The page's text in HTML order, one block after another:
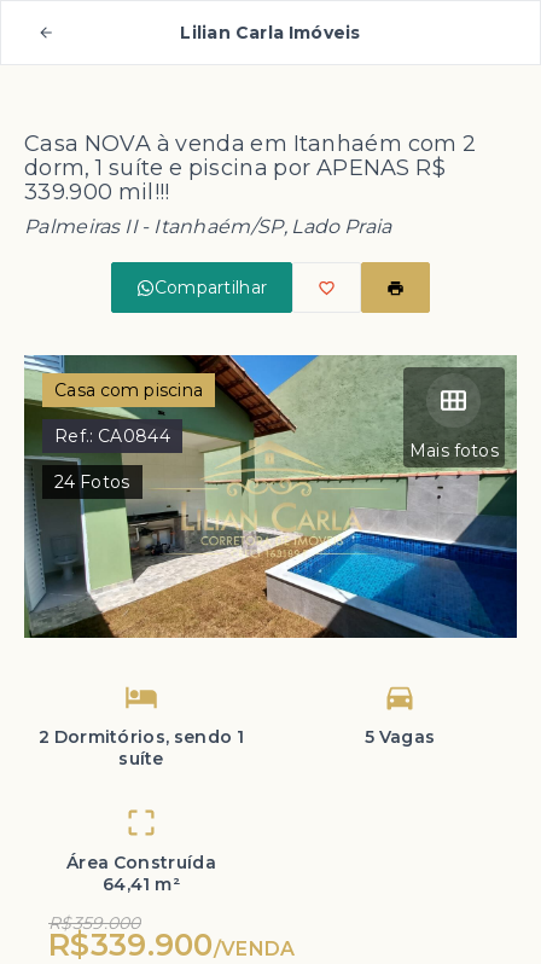
Lilian Carla Imóveis
Casa NOVA à venda em Itanhaém com 2
dorm, 1 suíte e piscina por APENAS R$
339.900 mil!!!
Palmeiras II - Itanhaém/SP, Lado Praia
Compartilhar
Mais fotos
Casa com piscina
Ref.: CA0844
24 Fotos
2 Dormitórios, sendo 1
suíte
5 Vagas
Área Construída
64,41 m²
R$359.000
R$339.900/VENDA